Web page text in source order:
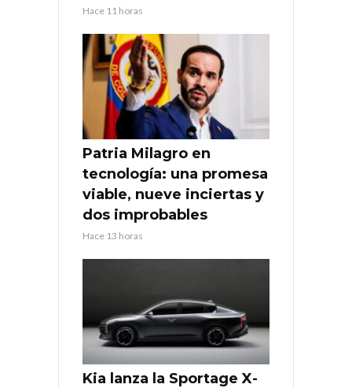
Hace 11 horas
Patria Milagro en
tecnología: una promesa
viable, nueve inciertas y
dos improbables
Hace 13 horas
Kia lanza la Sportage X-